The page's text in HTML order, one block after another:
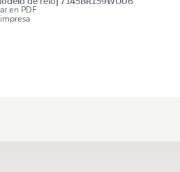
en PDF